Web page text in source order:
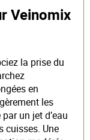
Veinomix
la prise du
en
les
un jet d’eau
cuisses. Une